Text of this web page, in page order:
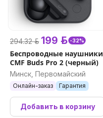
294.32 р. 199 р. -32%
Беспроводные наушники
CMF Buds Pro 2 (черный)
Минск, Первомайский
Онлайн-заказ Гарантия
Добавить в корзину